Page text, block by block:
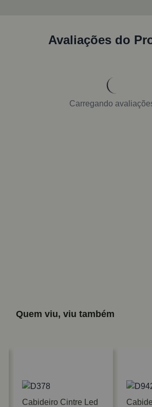
Avaliações do
Carregando
Quem viu, viu também
Cabideiro Cintre Led